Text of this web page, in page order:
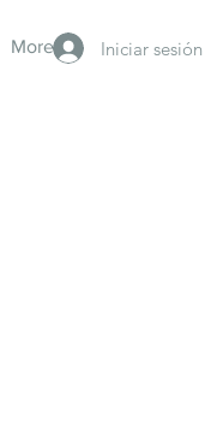
More Iniciar sesión